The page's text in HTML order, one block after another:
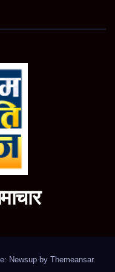
Newsup by Themeansar.